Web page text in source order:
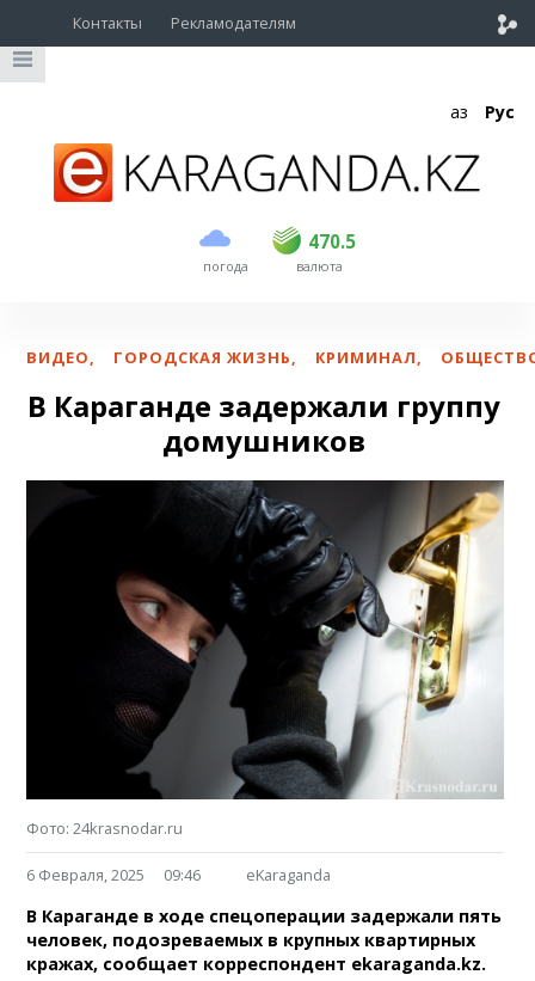
Контакты Рекламодателям
Қаз Рус
погода
470.5
USD 469 470.5
EUR валюта
ВИДЕО, ГОРОДСКАЯ ЖИЗНЬ, КРИМИНАЛ,
В Караганде задержали группу
домушников
Фото: 24krasnodar.ru
6 Февраля, 2025 09:46 eKaraganda
В Караганде в ходе спецоперации задержали пять
человек, подозреваемых в крупных квартирных
кражах, сообщает корреспондент ekaraganda.kz.